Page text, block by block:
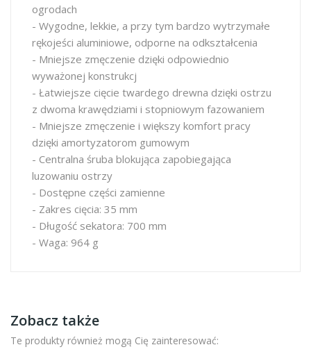
ogrodach
- Wygodne, lekkie, a przy tym bardzo wytrzymałe
rękojeści aluminiowe, odporne na odkształcenia
- Mniejsze zmęczenie dzięki odpowiednio
wyważonej konstrukcj
- Łatwiejsze cięcie twardego drewna dzięki ostrzu
z dwoma krawędziami i stopniowym fazowaniem
- Mniejsze zmęczenie i większy komfort pracy
dzięki amortyzatorom gumowym
- Centralna śruba blokująca zapobiegająca
luzowaniu ostrzy
- Dostępne części zamienne
- Zakres cięcia: 35 mm
- Długość sekatora: 700 mm
- Waga: 964 g
Zobacz także
Te produkty również mogą Cię zainteresować: